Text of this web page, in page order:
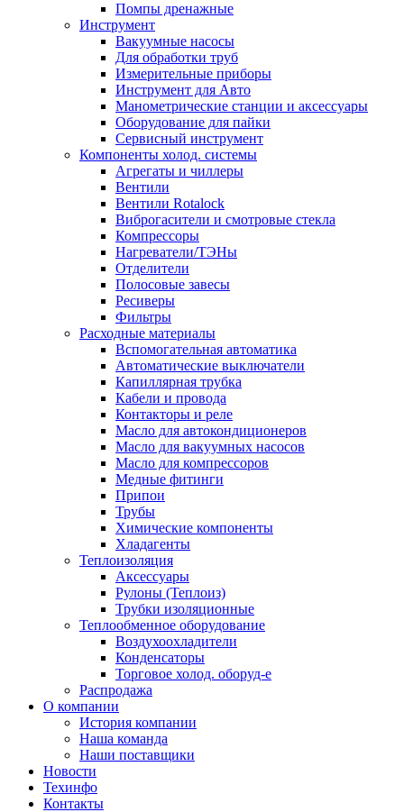
Помпы дренажные
Инструмент
Вакуумные насосы
Для обработки труб
Измерительные приборы
Инструмент для Авто
Манометрические станции и аксессуары
Оборудование для пайки
Сервисный инструмент
Компоненты холод. системы
Агрегаты и чиллеры
Вентили
Вентили Rotalock
Виброгасители и смотровые стекла
Компрессоры
Нагреватели/ТЭНы
Отделители
Полосовые завесы
Ресиверы
Фильтры
Расходные материалы
Вспомогательная автоматика
Автоматические выключатели
Капиллярная трубка
Кабели и провода
Контакторы и реле
Масло для автокондиционеров
Масло для вакуумных насосов
Масло для компрессоров
Медные фитинги
Припои
Трубы
Химические компоненты
Хладагенты
Теплоизоляция
Аксессуары
Рулоны (Теплоиз)
Трубки изоляционные
Теплообменное оборудование
Воздухоохладители
Конденсаторы
Торговое холод. оборуд-е
Распродажа
О компании
История компании
Наша команда
Наши поставщики
Новости
Техинфо
Контакты